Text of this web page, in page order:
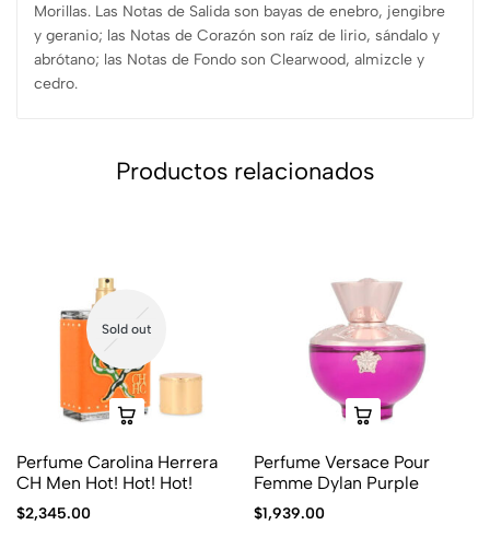
Morillas. Las Notas de Salida son bayas de enebro, jengibre
y geranio; las Notas de Corazón son raíz de lirio, sándalo y
abrótano; las Notas de Fondo son Clearwood, almizcle y
cedro.
Productos relacionados
Sold out
Perfume Carolina Herrera
CH Men Hot! Hot! Hot!
$2,345.00
Perfume Versace Pour
Femme Dylan Purple
$1,939.00